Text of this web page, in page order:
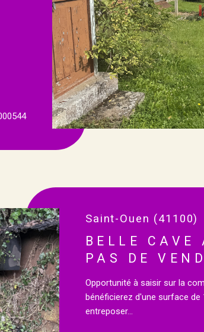
Saint-Ouen (41100)
BELLE CAVE
PAS DE
Opportunité à saisir sur la
bénéficierez d'une surface
entreposer...